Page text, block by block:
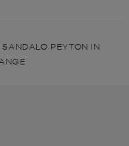
SANDALO PEYTON IN